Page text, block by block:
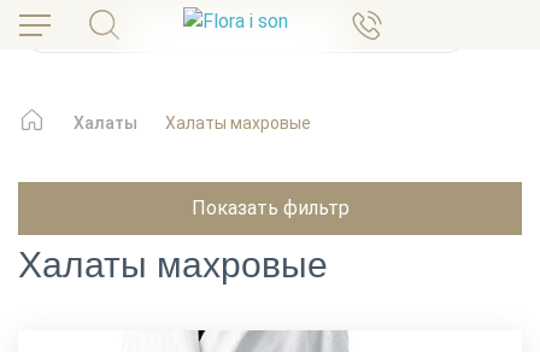
Халаты Халаты махровые
Показать фильтр
Халаты махровые